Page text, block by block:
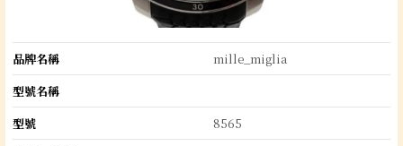
品牌名稱
mille_miglia
型號名稱
型號
8565